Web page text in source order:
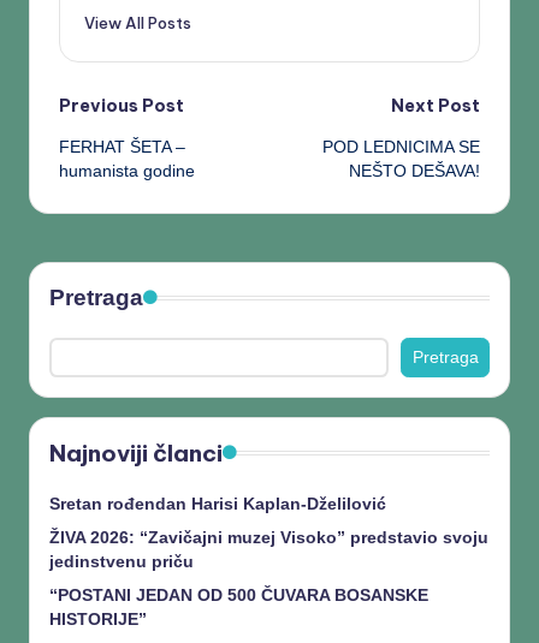
View All Posts
Previous Post
FERHAT ŠETA –
humanista godine
Next Post
POD LEDNICIMA SE
NEŠTO DEŠAVA!
Pretraga
Pretraga
Najnoviji članci
Sretan rođendan Harisi Kaplan-Dželilović
ŽIVA 2026: “Zavičajni muzej Visoko” predstavio svoju
jedinstvenu priču
“POSTANI JEDAN OD 500 ČUVARA BOSANSKE
HISTORIJE”